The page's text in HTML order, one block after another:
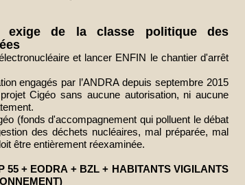
exige de la classe politique des
et lancer ENFIN le chantier d'arrêt
engagés par l’ANDRA depuis septembre 2015
Cigéo sans aucune autorisation, ni aucune
(fonds d'accompagnement qui polluent le débat
des déchets nucléaires, mal préparée, mal
être entièrement réexaminée.
+ EODRA + BZL + HABITANTS VIGILANTS